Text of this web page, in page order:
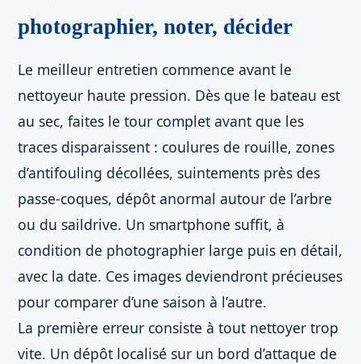
photographier, noter, décider
Le meilleur entretien commence avant le
nettoyeur haute pression. Dès que le bateau est
au sec, faites le tour complet avant que les
traces disparaissent : coulures de rouille, zones
d’antifouling décollées, suintements près des
passe-coques, dépôt anormal autour de l’arbre
ou du saildrive. Un smartphone suffit, à
condition de photographier large puis en détail,
avec la date. Ces images deviendront précieuses
pour comparer d’une saison à l’autre.
La première erreur consiste à tout nettoyer trop
vite. Un dépôt localisé sur un bord d’attaque de